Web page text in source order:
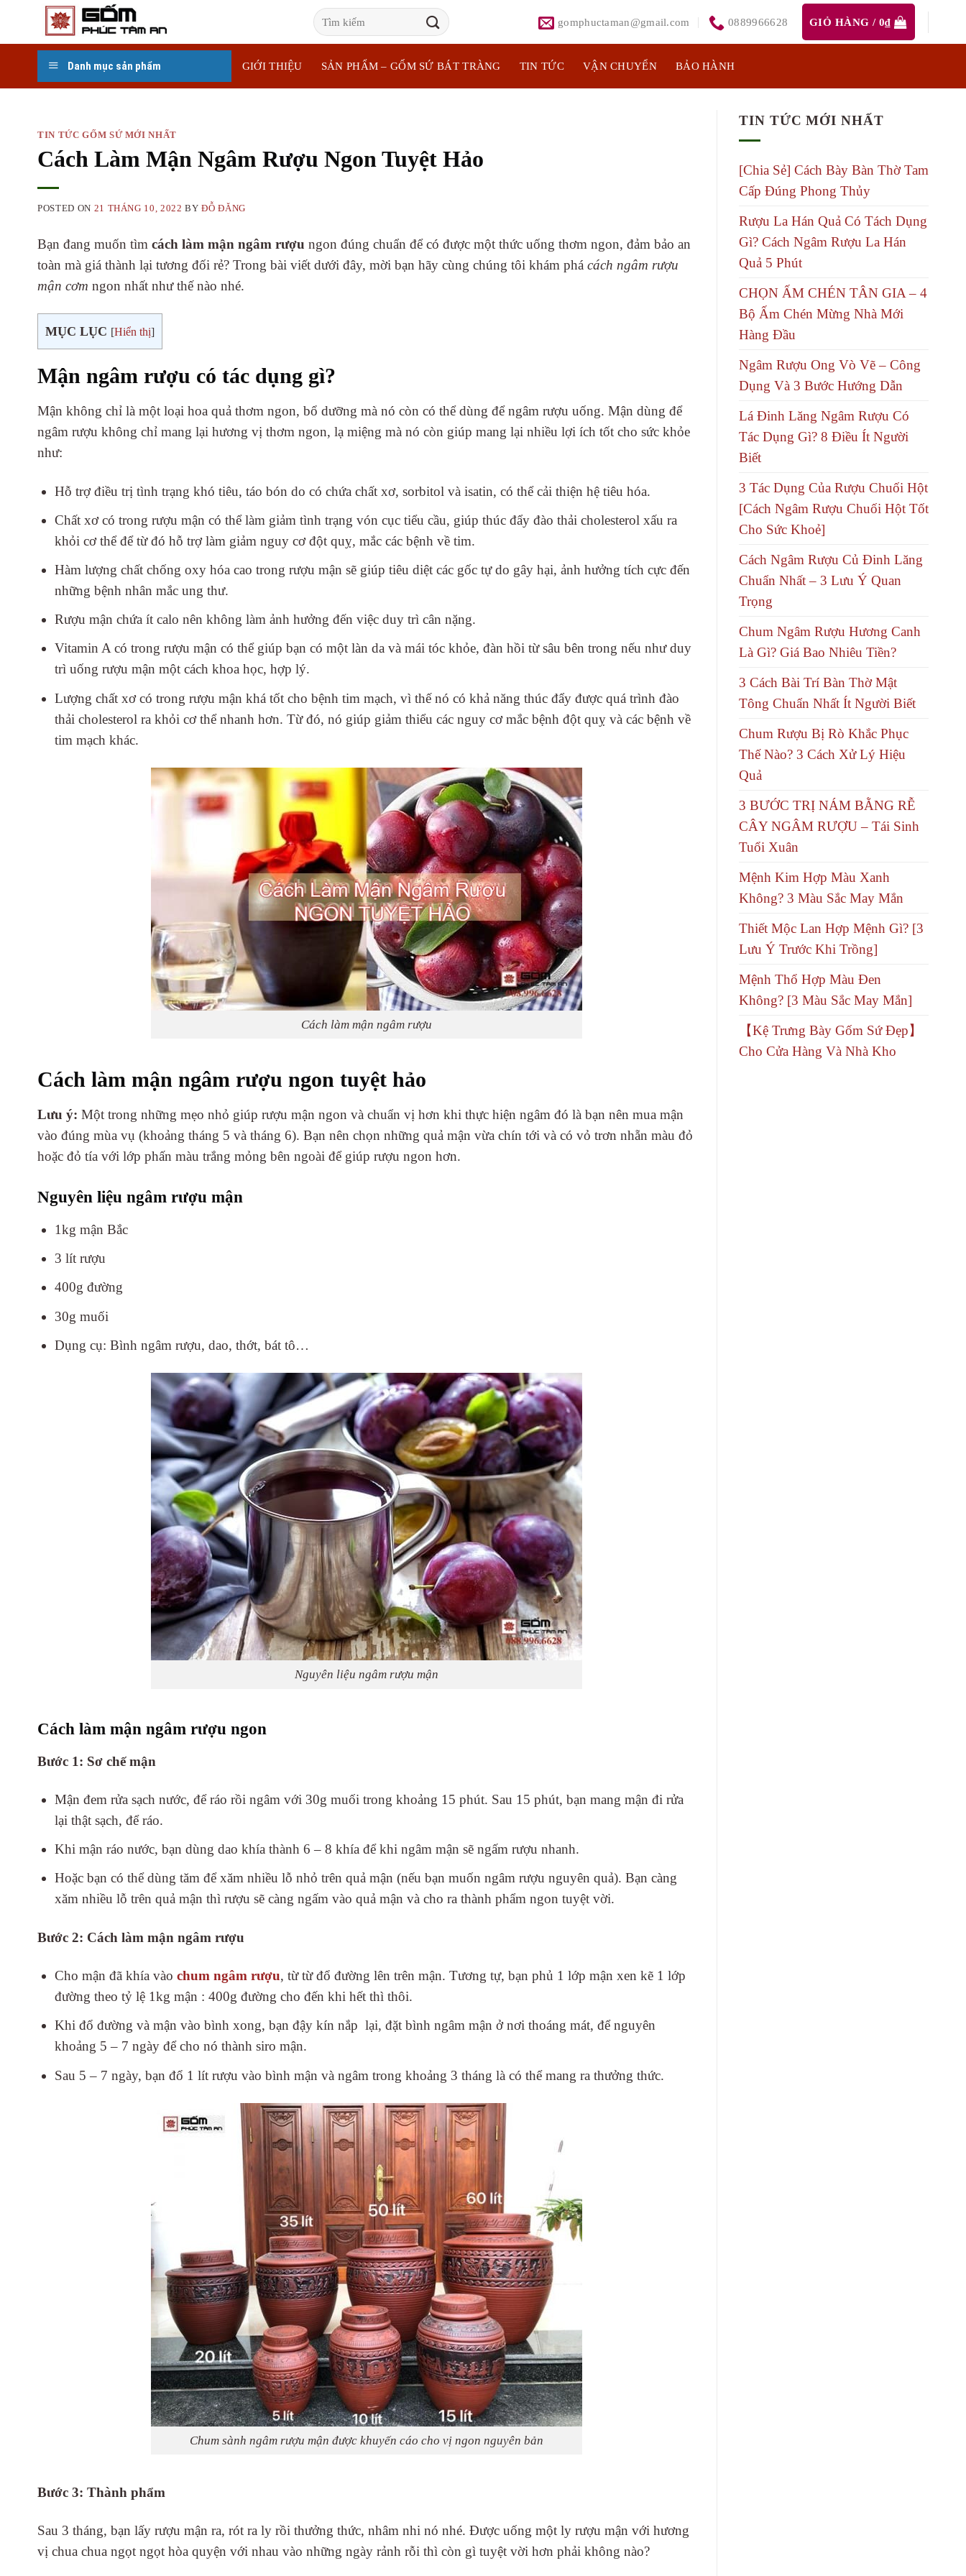
content
Tìm
kiếm:
gomphuctaman@gmail.com 0889966628 GIỎ HÀNG / 0₫
Danh mục sản phẩm GIỚI THIỆU SẢN PHẨM – GỐM SỨ BÁT TRÀNG TIN TỨC VẬN CHUYỂN BẢO HÀNH
TIN TỨC GỐM SỨ MỚI NHẤT
Cách Làm Mận Ngâm Rượu Ngon Tuyệt Hảo
POSTED ON 21 THÁNG 10, 2022 BYĐỖ ĐĂNG
Bạn đang muốn tìm cách làm mận ngâm rượu ngon đúng chuẩn để có được một thức uống thơm ngon, đảm bảo an
toàn mà giá thành lại tương đối rẻ? Trong bài viết dưới đây, mời bạn hãy cùng chúng tôi khám phá cách ngâm rượu
mận cơm ngon nhất như thế nào nhé.
MỤC LỤC [Hiển thị]
Mận ngâm rượu có tác dụng gì?
Mận không chỉ là một loại hoa quả thơm ngon, bổ dưỡng mà nó còn có thể dùng để ngâm rượu uống. Mận dùng để
ngâm rượu không chỉ mang lại hương vị thơm ngon, lạ miệng mà nó còn giúp mang lại nhiều lợi ích tốt cho sức khỏe
như:
Hỗ trợ điều trị tình trạng khó tiêu, táo bón do có chứa chất xơ, sorbitol và isatin, có thể cải thiện hệ tiêu hóa.
Chất xơ có trong rượu mận có thể làm giảm tình trạng vón cục tiểu cầu, giúp thúc đẩy đào thải cholesterol xấu ra
khỏi cơ thể để từ đó hỗ trợ làm giảm nguy cơ đột quỵ, mắc các bệnh về tim.
Hàm lượng chất chống oxy hóa cao trong rượu mận sẽ giúp tiêu diệt các gốc tự do gây hại, ảnh hưởng tích cực đến
những bệnh nhân mắc ung thư.
Rượu mận chứa ít calo nên không làm ảnh hưởng đến việc duy trì cân nặng.
Vitamin A có trong rượu mận có thể giúp bạn có một làn da và mái tóc khỏe, đàn hồi từ sâu bên trong nếu như duy
trì uống rượu mận một cách khoa học, hợp lý.
Lượng chất xơ có trong rượu mận khá tốt cho bệnh tim mạch, vì thế nó có khả năng thúc đẩy được quá trình đào
thải cholesterol ra khỏi cơ thể nhanh hơn. Từ đó, nó giúp giảm thiểu các nguy cơ mắc bệnh đột quỵ và các bệnh về
tim mạch khác.
Cách làm mận ngâm rượu
Cách làm mận ngâm rượu ngon tuyệt hảo
Lưu ý: Một trong những mẹo nhỏ giúp rượu mận ngon và chuẩn vị hơn khi thực hiện ngâm đó là bạn nên mua mận
vào đúng mùa vụ (khoảng tháng 5 và tháng 6). Bạn nên chọn những quả mận vừa chín tới và có vỏ trơn nhẵn màu đỏ
hoặc đỏ tía với lớp phấn màu trắng mỏng bên ngoài để giúp rượu ngon hơn.
Nguyên liệu ngâm rượu mận
1kg mận Bắc
3 lít rượu
400g đường
30g muối
Dụng cụ: Bình ngâm rượu, dao, thớt, bát tô…
Nguyên liệu ngâm rượu mận
Cách làm mận ngâm rượu ngon
Bước 1: Sơ chế mận
Mận đem rửa sạch nước, để ráo rồi ngâm với 30g muối trong khoảng 15 phút. Sau 15 phút, bạn mang mận đi rửa
lại thật sạch, để ráo.
Khi mận ráo nước, bạn dùng dao khía thành 6 – 8 khía để khi ngâm mận sẽ ngấm rượu nhanh.
Hoặc bạn có thể dùng tăm để xăm nhiều lỗ nhỏ trên quả mận (nếu bạn muốn ngâm rượu nguyên quả). Bạn càng
xăm nhiều lỗ trên quả mận thì rượu sẽ càng ngấm vào quả mận và cho ra thành phẩm ngon tuyệt vời.
Bước 2: Cách làm mận ngâm rượu
Cho mận đã khía vàochum ngâm rượu, từ từ đổ đường lên trên mận. Tương tự, bạn phủ 1 lớp mận xen kẽ 1 lớp
đường theo tỷ lệ 1kg mận : 400g đường cho đến khi hết thì thôi.
Khi đổ đường và mận vào bình xong, bạn đậy kín nắp lại, đặt bình ngâm mận ở nơi thoáng mát, để nguyên
khoảng 5 – 7 ngày để cho nó thành siro mận.
Sau 5 – 7 ngày, bạn đổ 1 lít rượu vào bình mận và ngâm trong khoảng 3 tháng là có thể mang ra thưởng thức.
Chum sành ngâm rượu mận được khuyến cáo cho vị ngon nguyên bản
Bước 3: Thành phẩm
Sau 3 tháng, bạn lấy rượu mận ra, rót ra ly rồi thưởng thức, nhâm nhi nó nhé. Được uống một ly rượu mận với hương
vị chua chua ngọt ngọt hòa quyện với nhau vào những ngày rảnh rỗi thì còn gì tuyệt vời hơn phải không nào?
TIN TỨC MỚI NHẤT
[Chia Sẻ] Cách Bày Bàn Thờ Tam
Cấp Đúng Phong Thủy
Rượu La Hán Quả Có Tách Dụng
Gì? Cách Ngâm Rượu La Hán
Quả 5 Phút
CHỌN ẤM CHÉN TÂN GIA – 4
Bộ Ấm Chén Mừng Nhà Mới
Hàng Đầu
Ngâm Rượu Ong Vò Vẽ – Công
Dụng Và 3 Bước Hướng Dẫn
Lá Đinh Lăng Ngâm Rượu Có
Tác Dụng Gì? 8 Điều Ít Người
Biết
3 Tác Dụng Của Rượu Chuối Hột
[Cách Ngâm Rượu Chuối Hột Tốt
Cho Sức Khoẻ]
Cách Ngâm Rượu Củ Đinh Lăng
Chuẩn Nhất – 3 Lưu Ý Quan
Trọng
Chum Ngâm Rượu Hương Canh
Là Gì? Giá Bao Nhiêu Tiền?
3 Cách Bài Trí Bàn Thờ Mật
Tông Chuẩn Nhất Ít Người Biết
Chum Rượu Bị Rò Khắc Phục
Thế Nào? 3 Cách Xử Lý Hiệu
Quả
3 BƯỚC TRỊ NÁM BẰNG RỄ
CÂY NGÂM RƯỢU – Tái Sinh
Tuổi Xuân
Mệnh Kim Hợp Màu Xanh
Không? 3 Màu Sắc May Mắn
Thiết Mộc Lan Hợp Mệnh Gì? [3
Lưu Ý Trước Khi Trồng]
Mệnh Thổ Hợp Màu Đen
Không? [3 Màu Sắc May Mắn]
【Kệ Trưng Bày Gốm Sứ Đẹp】
Cho Cửa Hàng Và Nhà Kho